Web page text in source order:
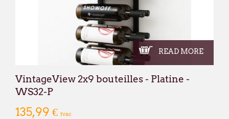
READ MORE
VintageView 2x9 bouteilles - Platine -
WS32-P
135,99 € tvac